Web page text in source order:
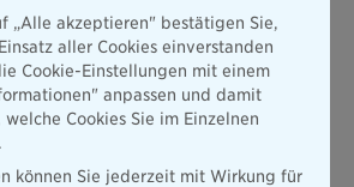
sondern eine falsche Logik.
erst, wenn der Schaden bereits
bleibt optional und unbezahlt.
an. Das Gesamtkonzept verlässt
und rückt Risikoreduktion vor
„Alle akzeptieren" bestätigen Sie,
aller Cookies einverstanden
Cookie-Einstellungen mit einem
anpassen und damit
Cookies Sie im Einzelnen
können Sie jederzeit mit Wirkung für